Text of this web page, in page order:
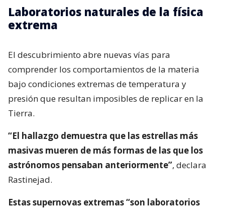
Laboratorios naturales de la física
extrema
El descubrimiento abre nuevas vías para
comprender los comportamientos de la materia
bajo condiciones extremas de temperatura y
presión que resultan imposibles de replicar en la
Tierra.
“El hallazgo demuestra que las estrellas más
masivas mueren de más formas de las que los
astrónomos pensaban anteriormente”, declara
Rastinejad.
Estas supernovas extremas “son laboratorios